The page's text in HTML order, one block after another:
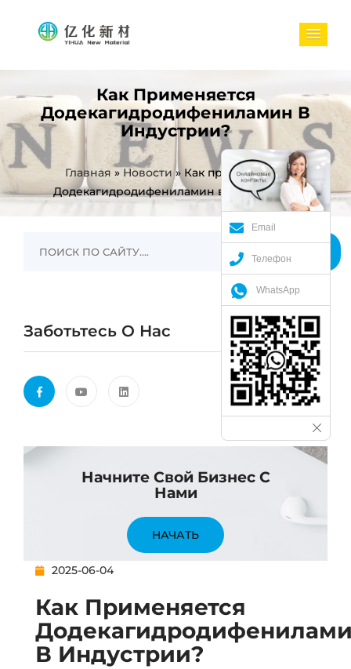
Как Применяется
Додекагидродифениламин В
Индустрии?
Главная » Новости » Как применяется
Додекагидродифениламин в индустрии?
Заботьтесь О Нас
Начните Свой Бизнес С
Нами
НАЧАТЬ
2025-06-04
Как Применяется
В Индустрии?
Email
Телефон
WhatsApp